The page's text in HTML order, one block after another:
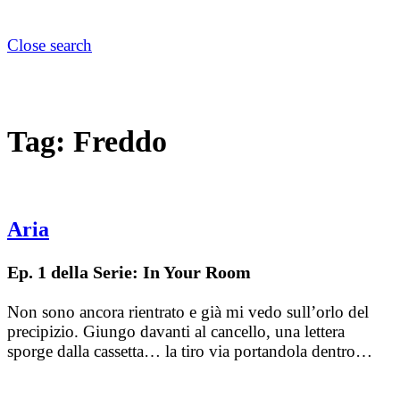
Close search
Tag: Freddo
Aria
Ep. 1 della Serie: In Your Room
Non sono ancora rientrato e già mi vedo sull’orlo del
precipizio. Giungo davanti al cancello, una lettera
sporge dalla cassetta… la tiro via portandola dentro…